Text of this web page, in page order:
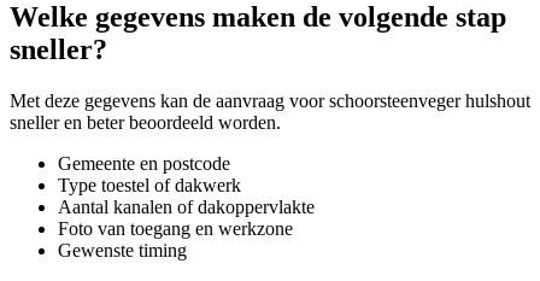
Welke gegevens maken de volgende stap
sneller?
Met deze gegevens kan de aanvraag voorschoorsteenveger hulshout
sneller en beter beoordeeld worden.
Gemeente en postcode
Type toestel of dakwerk
Aantal kanalen of dakoppervlakte
Foto van toegang en werkzone
Gewenste timing